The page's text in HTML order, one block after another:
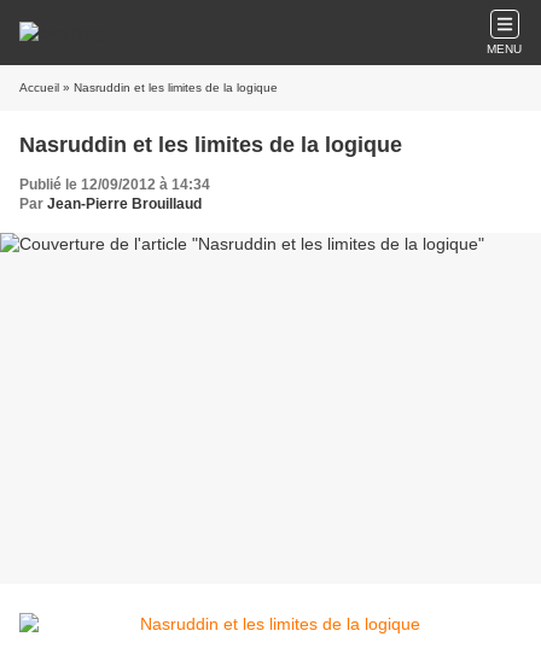
MENU
Accueil » Nasruddin et les limites de la logique
Nasruddin et les limites de la logique
Publié le 12/09/2012 à 14:34
Par Jean-Pierre Brouillaud